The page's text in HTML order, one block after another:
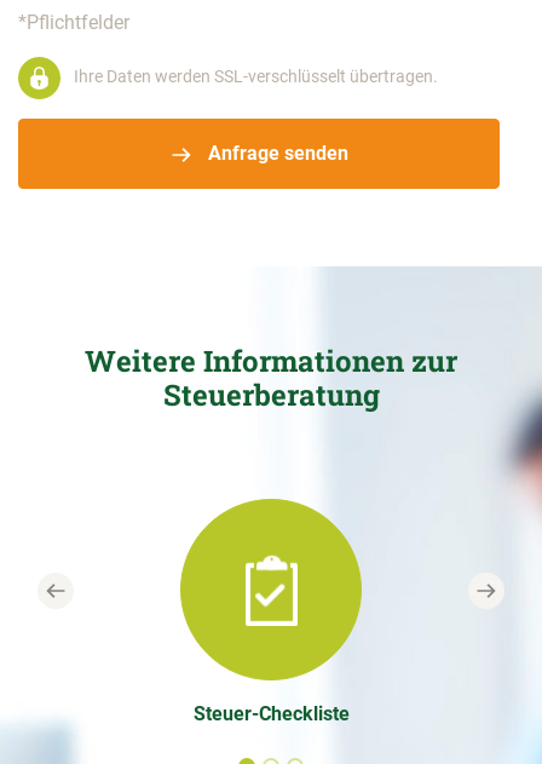
*Pflichtfelder
Anfrage senden
Ihre Daten werden SSL-verschlüsselt übertragen.
Weitere Informationen zur
Steuerberatung
Steuer-Checkliste
Previous Next